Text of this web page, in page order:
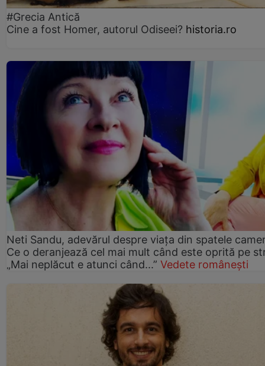
#Grecia Antică
Cine a fost Homer, autorul Odiseei? historia.ro
Neti Sandu, adevărul despre viața din spatele
Ce o deranjează cel mai mult când este oprită pe
„Mai neplăcut e atunci când...” Vedete românești